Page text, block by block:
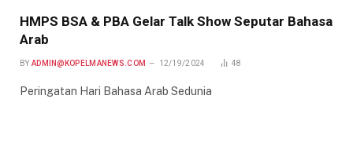
HMPS BSA & PBA Gelar Talk Show Seputar Bahasa
Arab
BY ADMIN@KOPELMANEWS.COM 12/19/2024 48
Peringatan Hari Bahasa Arab Sedunia